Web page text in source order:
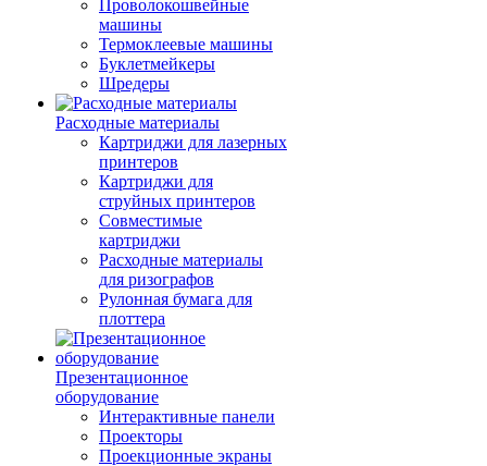
Проволокошвейные
машины
Термоклеевые машины
Буклетмейкеры
Шредеры
Расходные материалы
Картриджи для лазерных
принтеров
Картриджи для
струйных принтеров
Совместимые
картриджи
Расходные материалы
для ризографов
Рулонная бумага для
плоттера
Презентационное
оборудование
Интерактивные панели
Проекторы
Проекционные экраны